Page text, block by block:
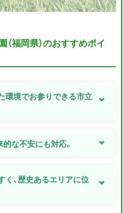
福岡県）のおすすめポイ
環境でお参りできる市立
な不安にも対応。
、歴史あるエリアに位